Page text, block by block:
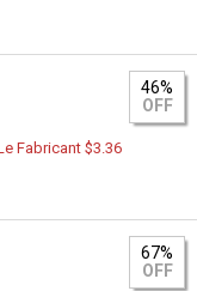
46%
OFF
Fabricant $3.36
67%
OFF